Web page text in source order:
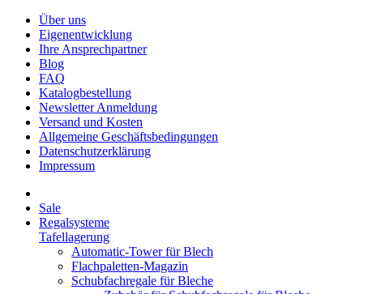
Über uns
Eigenentwicklung
Ihre Ansprechpartner
Blog
FAQ
Katalogbestellung
Newsletter Anmeldung
Versand und Kosten
Allgemeine Geschäftsbedingungen
Datenschutzerklärung
Impressum
Sale
Regalsysteme
Tafellagerung
Automatic-Tower für Blech
Flachpaletten-Magazin
Schubfachregale für Bleche